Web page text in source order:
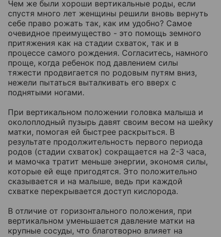
Чем же были хороши вертикальные роды, если
спустя много лет женщины решили вновь вернуть
себе право рожать так, как им удобно? Самое
очевидное преимущество - это помощь земного
притяжения как на стадии схваток, так и в
процессе самого рождения. Согласитесь, намного
проще, когда ребенок под давлением силы
тяжести продвигается по родовым путям вниз,
нежели пытаться выталкивать его вверх с
поднятыми ногами.
При вертикальном положении головка малыша и
околоплодный пузырь давят своим весом на шейку
матки, помогая ей быстрее раскрыться. В
результате продолжительность первого периода
родов (стадии схваток) сокращается на 2-3 часа,
и мамочка тратит меньше энергии, экономя силы,
которые ей еще пригодятся. Это положительно
сказывается и на малыше, ведь при каждой
схватке перекрывается доступ кислорода.
В отличие от горизонтального положения, при
вертикальном уменьшается давление матки на
крупные сосуды, что благотворно влияет на